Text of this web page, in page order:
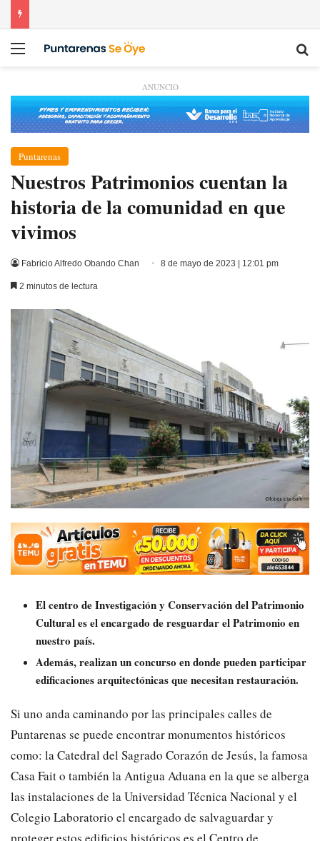
Menú
ANUNCIO
Puntarenas
Nuestros Patrimonios cuentan la
historia de la comunidad en que
vivimos
Fabricio Alfredo Obando Chan 8 de mayo de 2023 | 12:01 pm
2 minutos de lectura
El centro de Investigación y Conservación del Patrimonio
Cultural es el encargado de resguardar el Patrimonio en
nuestro país.
Además, realizan un concurso en donde pueden participar
edificaciones arquitectónicas que necesitan restauración.
Si uno anda caminando por las principales calles de
Puntarenas se puede encontrar monumentos históricos
como: la Catedral del Sagrado Corazón de Jesús, la famosa
Casa Fait o también la Antigua Aduana en la que se alberga
las instalaciones de la Universidad Técnica Nacional y el
Colegio Laboratorio el encargado de salvaguardar y
proteger estos edificios históricos es el Centro de